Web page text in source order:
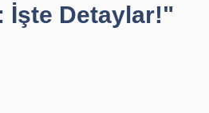
İşte Detaylar!"